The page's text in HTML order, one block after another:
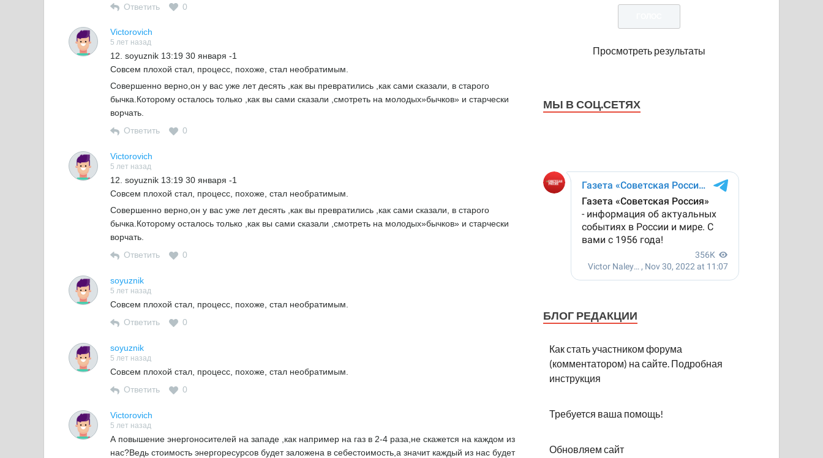
Ответить
0
Victorovich
5 лет назад
12. soyuznik 13:19 30 января -1
Совсем плохой стал, процесс, похоже, стал необратимым.
Совершенно верно,он у вас уже лет десять ,как вы превратились ,как сами сказали, в старого
бычка.Которому осталось только ,как вы сами сказали ,смотреть на молодых»бычков» и старчески
ворчать.
Ответить
0
Victorovich
5 лет назад
12. soyuznik 13:19 30 января -1
Совсем плохой стал, процесс, похоже, стал необратимым.
Совершенно верно,он у вас уже лет десять ,как вы превратились ,как сами сказали, в старого
бычка.Которому осталось только ,как вы сами сказали ,смотреть на молодых»бычков» и старчески
ворчать.
Ответить
0
soyuznik
5 лет назад
Совсем плохой стал, процесс, похоже, стал необратимым.
Ответить
0
soyuznik
5 лет назад
Совсем плохой стал, процесс, похоже, стал необратимым.
Ответить
0
Victorovich
5 лет назад
А повышение энергоносителей на западе ,как например на газ в 2-4 раза,не скажется на каждом из
нас?Ведь стоимость энергоресурсов будет заложена в себестоимость,а значит каждый из нас будет
Просмотреть результаты
МЫ В СОЦ.СЕТЯХ
БЛОГ РЕДАКЦИИ
Как стать участником форума
(комментатором) на сайте. Подробная
инструкция
Требуется ваша помощь!
Обновляем сайт